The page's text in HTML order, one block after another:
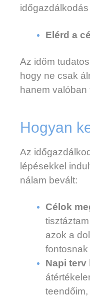
Elérd a
Az időm
hogy ne csak
hanem
Hogyan
Az
lépésekkel
nálam bevált:
Célok
azok a
fontosnak
Napi terv